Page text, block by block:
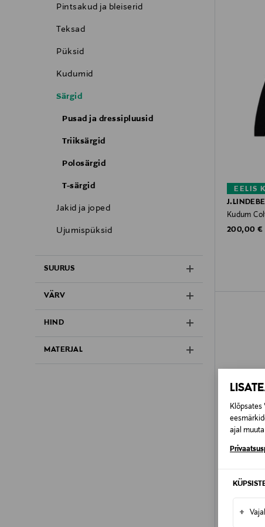
Klõpsates
ajal
+
Pintsakud ja bleiserid
Teksad
Püksid
Kudumid
Särgid
Pusad ja dressipluusid
Triiksärgid
Polosärgid
T-särgid
Jakid ja joped
Ujumispüksid
SUURUS
VÄRV
HIND
MATERJAL
EELIS
Kudum
Original
200,00 €